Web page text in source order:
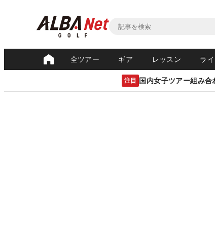
全ツアー ギア レッスン ラ
注目 国内女子ツアー組み合